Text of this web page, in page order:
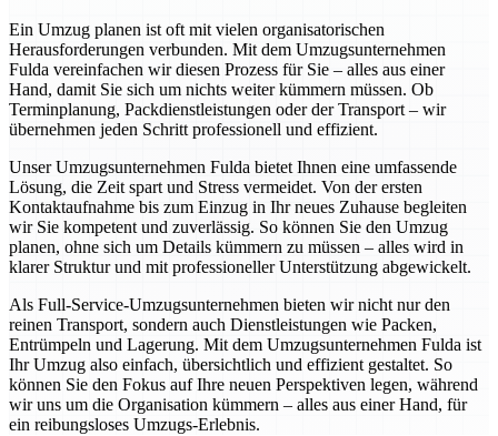
Ein Umzug planen ist oft mit vielen organisatorischen
Herausforderungen verbunden. Mit dem Umzugsunternehmen
Fulda vereinfachen wir diesen Prozess für Sie – alles aus einer
Hand, damit Sie sich um nichts weiter kümmern müssen. Ob
Terminplanung, Packdienstleistungen oder der Transport – wir
übernehmen jeden Schritt professionell und effizient.
Unser Umzugsunternehmen Fulda bietet Ihnen eine umfassende
Lösung, die Zeit spart und Stress vermeidet. Von der ersten
Kontaktaufnahme bis zum Einzug in Ihr neues Zuhause begleiten
wir Sie kompetent und zuverlässig. So können Sie den Umzug
planen, ohne sich um Details kümmern zu müssen – alles wird in
klarer Struktur und mit professioneller Unterstützung abgewickelt.
Als Full-Service-Umzugsunternehmen bieten wir nicht nur den
reinen Transport, sondern auch Dienstleistungen wie Packen,
Entrümpeln und Lagerung. Mit dem Umzugsunternehmen Fulda ist
Ihr Umzug also einfach, übersichtlich und effizient gestaltet. So
können Sie den Fokus auf Ihre neuen Perspektiven legen, während
wir uns um die Organisation kümmern – alles aus einer Hand, für
ein reibungsloses Umzugs-Erlebnis.